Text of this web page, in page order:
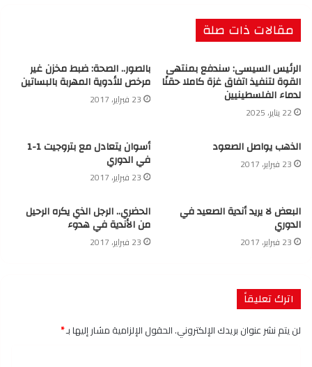
مقالات ذات صلة
الرئيس السيسى: سندفع بمنتهى
القوة لتنفيذ اتفاق غزة كاملا حقنًا
لدماء الفلسطينيين
22 يناير، 2025
بالصور.. الصحة: ضبط مخزن غير
مرخص للأدوية المهربة بالبساتين
23 فبراير، 2017
الذهب يواصل الصعود
23 فبراير، 2017
أسوان يتعادل مع بتروجيت 1-1
في الدوري
23 فبراير، 2017
البعض لا يريد أندية الصعيد في
الدوري
23 فبراير، 2017
الحضري.. الرجل الذي يكره الرحيل
من الأندية في هدوء
23 فبراير، 2017
اترك تعليقاً
لن يتم نشر عنوان بريدك الإلكتروني.الحقول الإلزامية مشار إليها بـ*